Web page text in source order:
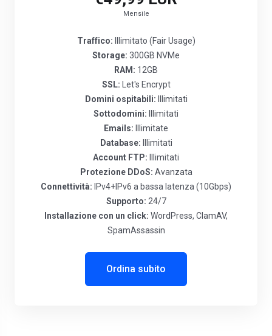
Mensile
Traffico: Illimitato (Fair Usage)
Storage: 300GB NVMe
RAM: 12GB
SSL: Let's Encrypt
Domini ospitabili: Illimitati
Sottodomini: Illimitati
Emails: Illimitate
Database: Illimitati
Account FTP: Illimitati
Protezione DDoS: Avanzata
Connettività: IPv4+IPv6 a bassa latenza (10Gbps)
Supporto: 24/7
Installazione con un click: WordPress, ClamAV,
SpamAssassin
Ordina subito